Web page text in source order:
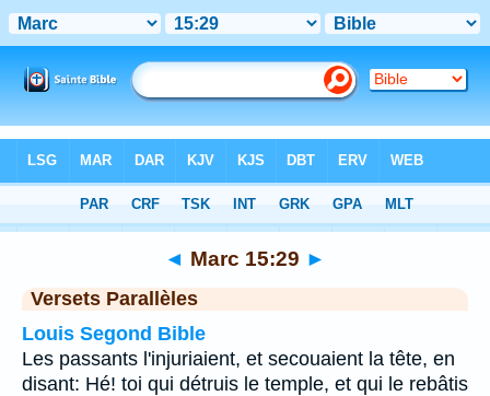
Chapitre 15> Verset 29
◄ Marc 15:29 ►
Versets Parallèles
Louis Segond Bible
Les passants l'injuriaient, et secouaient la tête, en
disant: Hé! toi qui détruis le temple, et qui le rebâtis